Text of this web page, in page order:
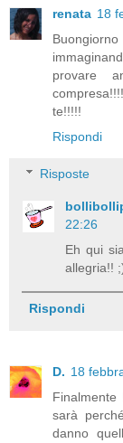
renata 18
provare
te!!!!!
Rispondi
Risposte
22:26
Eh qui
allegria!!
Rispondi
D. 18
sarà
danno